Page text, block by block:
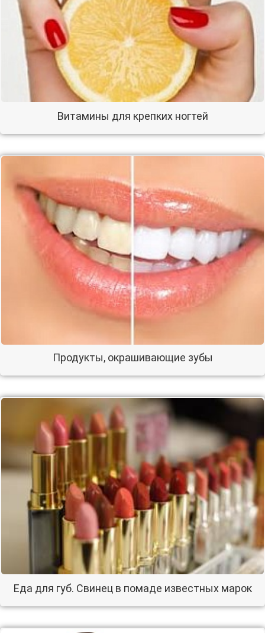
Витамины для крепких ногтей
Продукты, окрашивающие зубы
Еда для губ. Свинец в помаде известных марок